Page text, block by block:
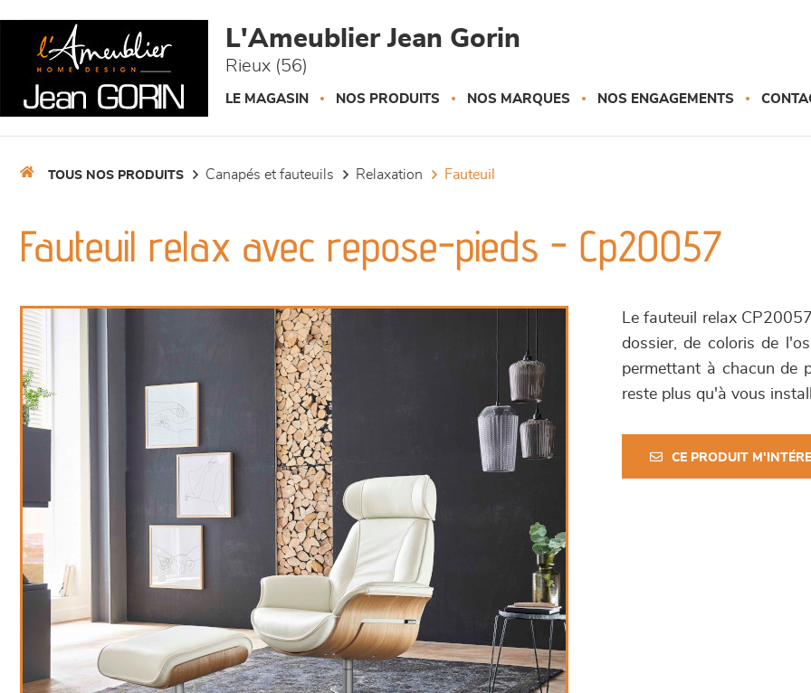
L'Ameublier Jean Gorin
Rieux (56)
LE MAGASIN NOS PRODUITS NOS MARQUES NOS ENGAGEMENTS
TOUS NOS PRODUITS canapés et fauteuils relaxation fauteuil
Fauteuil relax avec repose-pieds - Cp20057
Le fauteuil relax
dossier, de coloris de
permettant à chacun de
reste plus qu'à vous
CE PRODUIT